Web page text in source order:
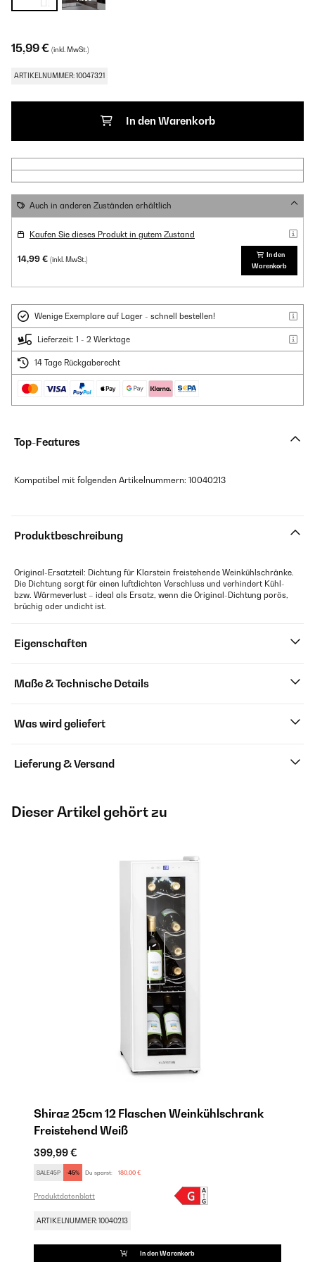
15,99 € (inkl. MwSt.)
ARTIKELNUMMER: 10047321
In den Warenkorb
Auch in anderen Zuständen erhältlich
Kaufen Sie dieses Produkt in gutem Zustand
14,99 € (inkl. MwSt.)
In den
Warenkorb
Wenige Exemplare auf Lager - schnell bestellen!
Lieferzeit: 1 - 2 Werktage
14 Tage Rückgaberecht
Top-Features
Kompatibel mit folgenden Artikelnummern: 10040213
Produktbeschreibung
Original-Ersatzteil: Dichtung für Klarstein freistehende Weinkühlschränke.
Die Dichtung sorgt für einen luftdichten Verschluss und verhindert Kühl-
bzw. Wärmeverlust – ideal als Ersatz, wenn die Original-Dichtung porös,
brüchig oder undicht ist.
Eigenschaften
Maße & Technische Details
Was wird geliefert
Lieferung & Versand
Dieser Artikel gehört zu
Shiraz 25cm 12 Flaschen Weinkühlschrank
Freistehend​ Weiß
399,99 €
SALE45P -45% Du sparst: 180,00 €
Produktdatenblatt
ARTIKELNUMMER: 10040213
In den Warenkorb